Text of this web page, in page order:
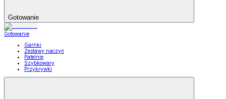
Gotowanie
Gotowanie
Garnki
Zestawy naczyń
Patelnie
Szybkowary
Przykrywki